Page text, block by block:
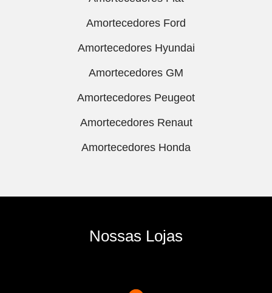
Amortecedores Ford
Amortecedores Hyundai
Amortecedores GM
Amortecedores Peugeot
Amortecedores Renaut
Amortecedores Honda
Nossas Lojas